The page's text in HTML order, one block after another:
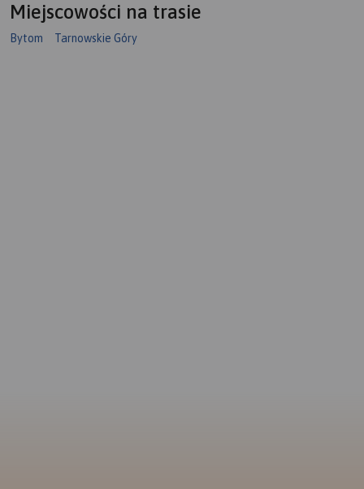
Miejscowości na trasie
Bytom Tarnowskie Góry